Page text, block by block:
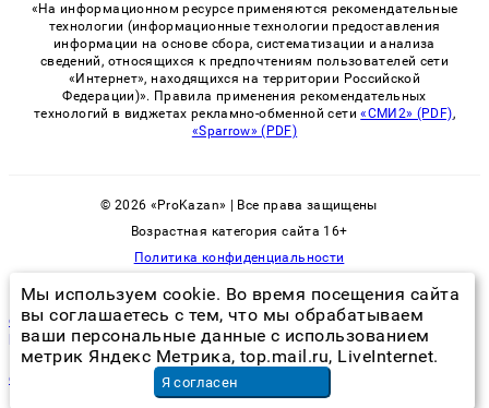
«На информационном ресурсе применяются рекомендательные
технологии (информационные технологии предоставления
информации на основе сбора, систематизации и анализа
сведений, относящихся к предпочтениям пользователей сети
«Интернет», находящихся на территории Российской
Федерации)». Правила применения рекомендательных
технологий в виджетах рекламно-обменной сети«СМИ2» (PDF),
«Sparrow» (PDF)
© 2026 «ProKazan» | Все права защищены
Возрастная категория сайта 16+
Политика конфиденциальности
от тараканов борная кислота и яйцо как приготовить шарики
рецепт в домашних условиях
обшивка мдф панелямив Казани
Мы используем cookie. Во время посещения сайта
вы соглашаетесь с тем, что мы обрабатываем
ваши персональные данные с использованием
метрик Яндекс Метрика, top.mail.ru, LiveInternet.
Я согласен